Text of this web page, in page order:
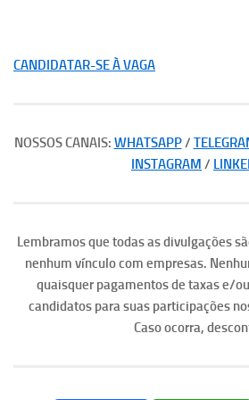
CANDIDATAR-SE À VAGA
NOSSOS CANAIS: WHATSAPP/
INSTAGRAM /
Lembramos que todas as divulgações
nenhum vínculo com empresas.
quaisquer pagamentos de taxas e/
candidatos para suas participações
Caso ocorra,